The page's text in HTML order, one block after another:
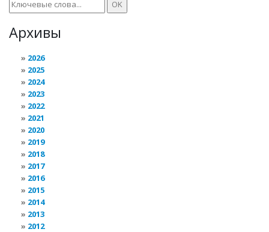
Архивы
2026
2025
2024
2023
2022
2021
2020
2019
2018
2017
2016
2015
2014
2013
2012